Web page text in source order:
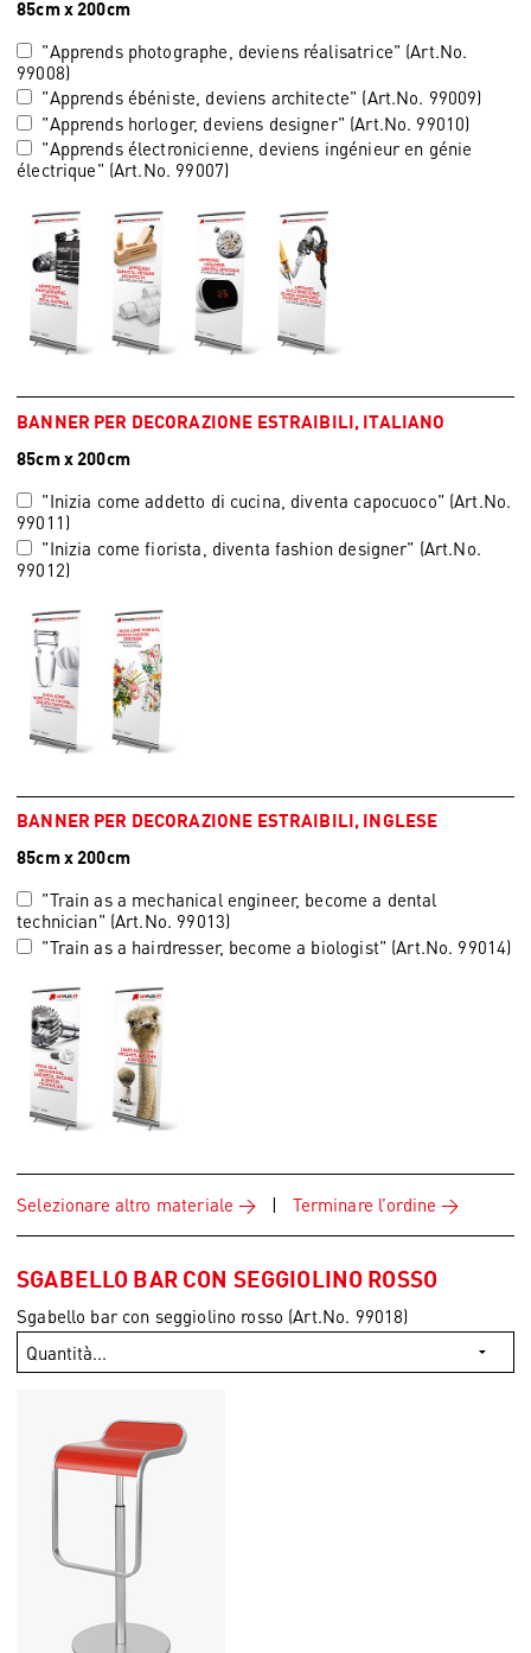
85cm x 200cm
"Apprends photographe, deviens réalisatrice" (Art.No.
99008)
"Apprends ébéniste, deviens architecte" (Art.No. 99009)
"Apprends horloger, deviens designer" (Art.No. 99010)
"Apprends électronicienne, deviens ingénieur en génie
électrique" (Art.No. 99007)
BANNER PER DECORAZIONE ESTRAIBILI, ITALIANO
85cm x 200cm
"Inizia come addetto di cucina, diventa capocuoco" (Art.No.
99011)
"Inizia come fiorista, diventa fashion designer" (Art.No.
99012)
BANNER PER DECORAZIONE ESTRAIBILI, INGLESE
85cm x 200cm
"Train as a mechanical engineer, become a dental
technician" (Art.No. 99013)
"Train as a hairdresser, become a biologist" (Art.No. 99014)
Selezionare altro materiale | Terminare l’ordine
SGABELLO BAR CON SEGGIOLINO ROSSO
Sgabello bar con seggiolino rosso (Art.No. 99018)